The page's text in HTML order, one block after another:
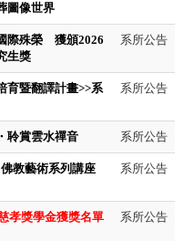
圖像世界
際殊榮 獲頒2026
生獎
系所公告
育暨翻譯計畫>>系
系所公告
聆賞雲水禪音 系所公告
佛教藝術系列講座
系所公告
孝獎學金獲獎名單
系所公告